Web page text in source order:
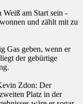
am Start sein -
und zählt mit zu
Gas geben, wenn er
der gebürtige
Zdon: Der
Platz in der